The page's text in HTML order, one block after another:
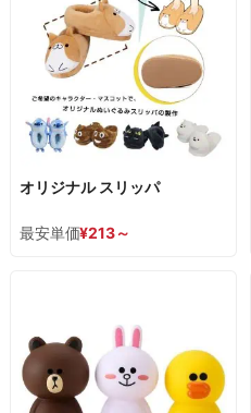
最安単価¥213～
オリジナル スリッパ